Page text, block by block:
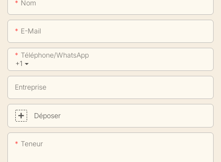
Nom
E-Mail
+1
Téléphone/WhatsApp
Entreprise
Déposer
Teneur